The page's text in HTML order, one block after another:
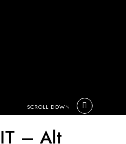
SCROLL DOWN
– Alt